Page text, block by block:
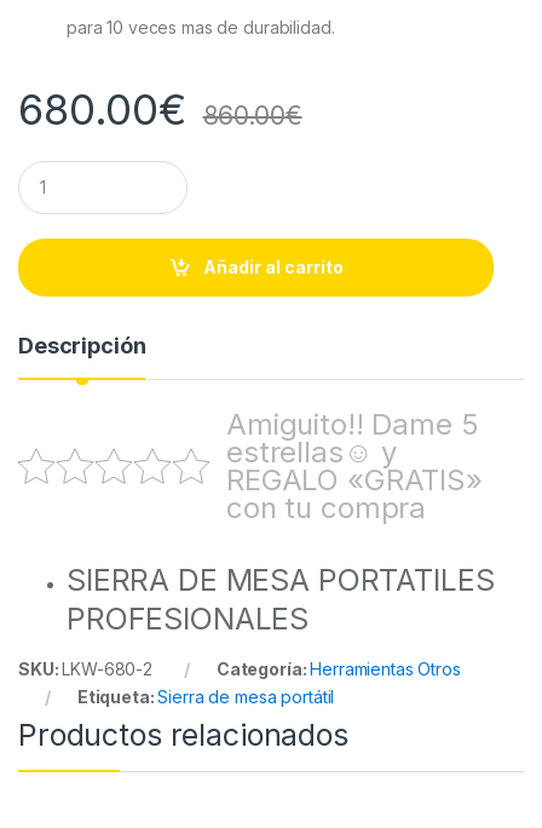
para 10 veces mas de durabilidad.
680.00€ 860.00€
Q
u
a
t
i
Añadir al carrito
Descripción
Amiguito!! Dame 5
estrellas☺ y
REGALO «GRATIS»
con tu compra
SIERRA DE MESA PORTATILES
PROFESIONALES
SKU:LKW-680-2 Categoría:Herramientas Otros
Etiqueta:Sierra de mesa portátil
Productos relacionados